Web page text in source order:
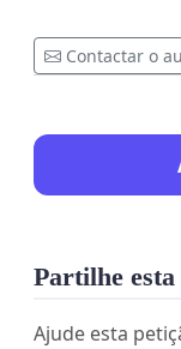
Contactar o
Partilhe esta
Ajude esta